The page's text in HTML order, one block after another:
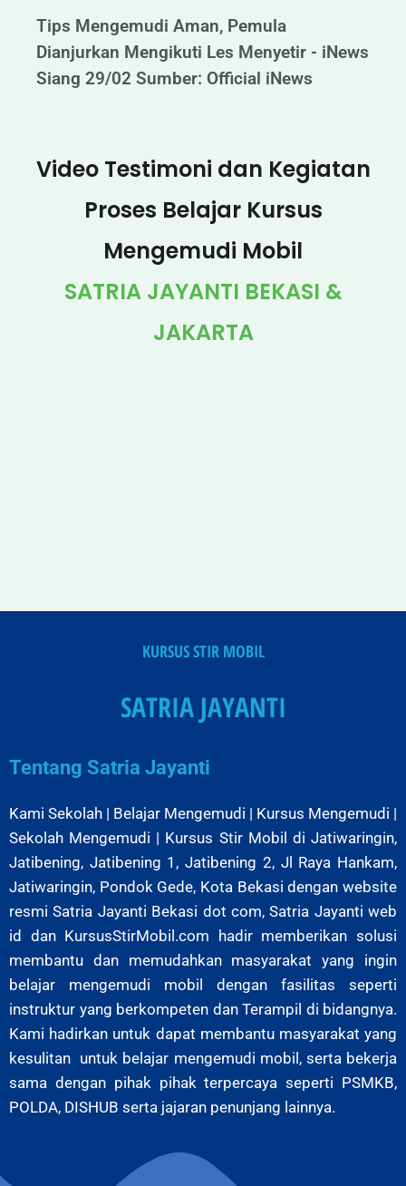
Tips Mengemudi Aman, Pemula
Dianjurkan Mengikuti Les Menyetir - iNews
Siang 29/02 Sumber: Official iNews
Video Testimoni dan Kegiatan
Proses Belajar Kursus
Mengemudi Mobil
SATRIA JAYANTI BEKASI &
JAKARTA
KURSUS STIR MOBIL
SATRIA JAYANTI
Tentang Satria Jayanti
Kami Sekolah | Belajar Mengemudi | Kursus Mengemudi |
Sekolah Mengemudi | Kursus Stir Mobil di Jatiwaringin,
Jatibening, Jatibening 1, Jatibening 2, Jl Raya Hankam,
Jatiwaringin, Pondok Gede, Kota Bekasi dengan website
resmi Satria Jayanti Bekasi dot com, Satria Jayanti web
id dan KursusStirMobil.com hadir memberikan solusi
membantu dan memudahkan masyarakat yang ingin
belajar mengemudi mobil dengan fasilitas seperti
instruktur yang berkompeten dan Terampil di bidangnya.
Kami hadirkan untuk dapat membantu masyarakat yang
kesulitan untuk belajar mengemudi mobil, serta bekerja
sama dengan pihak pihak terpercaya seperti PSMKB,
POLDA, DISHUB serta jajaran penunjang lainnya.